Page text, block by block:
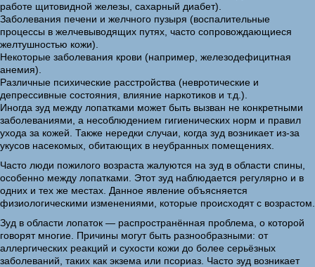
работе щитовидной железы, сахарный диабет).
Заболевания печени и желчного пузыря (воспалительные
процессы в желчевыводящих путях, часто сопровождающиеся
желтушностью кожи).
Некоторые заболевания крови (например, железодефицитная
анемия).
Различные психические расстройства (невротические и
депрессивные состояния, влияние наркотиков и т.д.).
Иногда зуд между лопатками может быть вызван не конкретными
заболеваниями, а несоблюдением гигиенических норм и правил
ухода за кожей. Также нередки случаи, когда зуд возникает из-за
укусов насекомых, обитающих в неубранных помещениях.
Часто люди пожилого возраста жалуются на зуд в области спины,
особенно между лопатками. Этот зуд наблюдается регулярно и в
одних и тех же местах. Данное явление объясняется
физиологическими изменениями, которые происходят с возрастом.
Зуд в области лопаток — распространённая проблема, о которой
говорят многие. Причины могут быть разнообразными: от
аллергических реакций и сухости кожи до более серьёзных
заболеваний, таких как экзема или псориаз. Часто зуд возникает